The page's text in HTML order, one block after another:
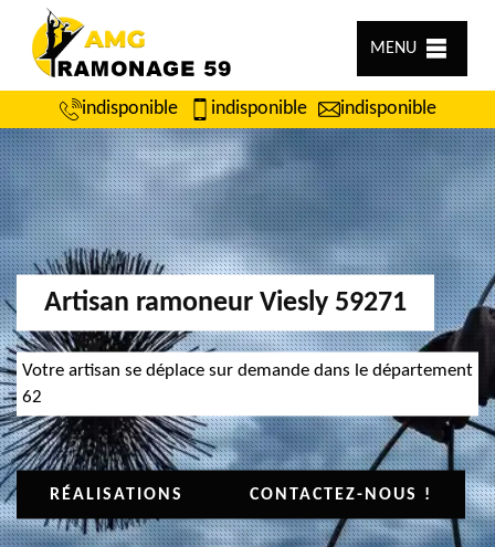
MENU
indisponible indisponible indisponible
Artisan ramoneur Viesly 59271
Votre artisan se déplace sur demande dans le département
62
RÉALISATIONS CONTACTEZ-NOUS !